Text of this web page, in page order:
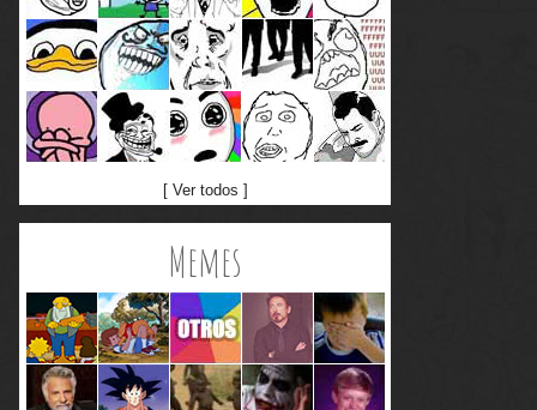
[ Ver todos ]
Memes